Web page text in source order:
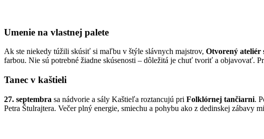
Umenie na vlastnej palete
Ak ste niekedy túžili skúsiť si maľbu v štýle slávnych majstrov, Otvorený ateliér
farbou. Nie sú potrebné žiadne skúsenosti – dôležitá je chuť tvoriť a objavovať.
Tanec v kaštieli
27. septembra sa nádvorie a sály Kaštieľa roztancujú pri Folklórnej tančiarni.
Petra Štulrajtera. Večer plný energie, smiechu a pohybu ako z dedinskej zábavy